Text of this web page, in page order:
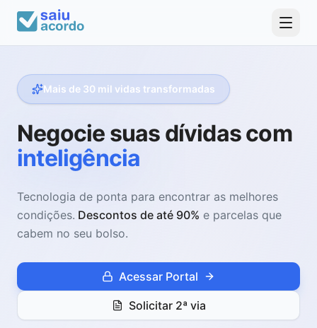
Mais de 30 mil vidas transformadas
Negocie suas dívidas com
inteligência
Tecnologia de ponta para encontrar as melhores
condições. Descontos de até 90% e parcelas que
cabem no seu bolso.
Acessar Portal
Solicitar 2ª via